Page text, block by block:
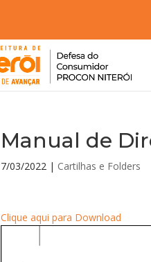
Manual de
7/03/2022 | Cartilhas e Folders
Clique aqui para Download